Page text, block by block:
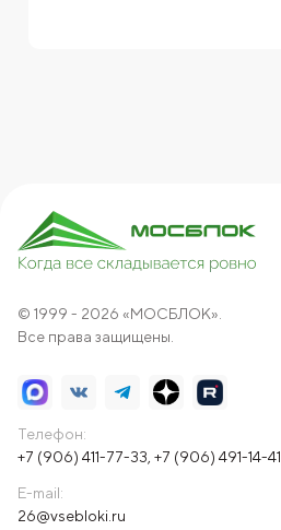
© 1999 - 2026 «МОСБЛОК».
Все права защищены.
Телефон:
+7 (906) 411-77-33 +7 (906) 491-14-41
E-mail:
26@vsebloki.ru